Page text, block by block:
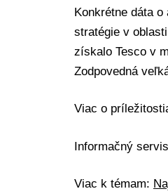
Konkrétne dáta
stratégie v
získalo Tesco v
Zodpovedná
Viac o
Informačný servis
Viac k témam: